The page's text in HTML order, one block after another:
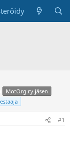
MotOrg ry jäsen
#1